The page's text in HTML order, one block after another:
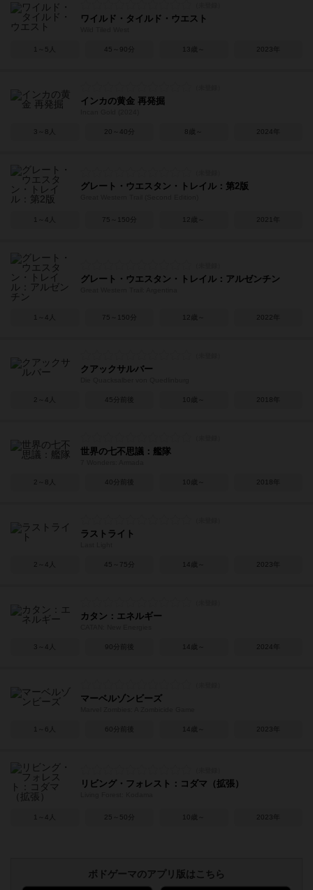
ワイルド・タイルド・ウエスト
1～5人 45～90分 13歳～ 2023年
インカの黄金 再発掘
3～8人 20～40分 8歳～ 2024年
グレート・ウエスタン・トレイル：第2版
1～4人 75～150分 12歳～ 2021年
グレート・ウエスタン・トレイル：アルゼンチン
1～4人 75～150分 12歳～ 2022年
クアックサルバー
2～4人 45分前後 10歳～ 2018年
世界の七不思議：艦隊
2～8人 40分前後 10歳～ 2018年
ラストライト
2～4人 45～75分 14歳～ 2023年
カタン：エネルギー
3～4人 90分前後 14歳～ 2024年
マーベルゾンビーズ
1～6人 60分前後 14歳～ 2023年
リビング・フォレスト：コダマ（拡張）
1～4人 25～50分 10歳～ 2023年
ボドゲーマのアプリ版はこちら